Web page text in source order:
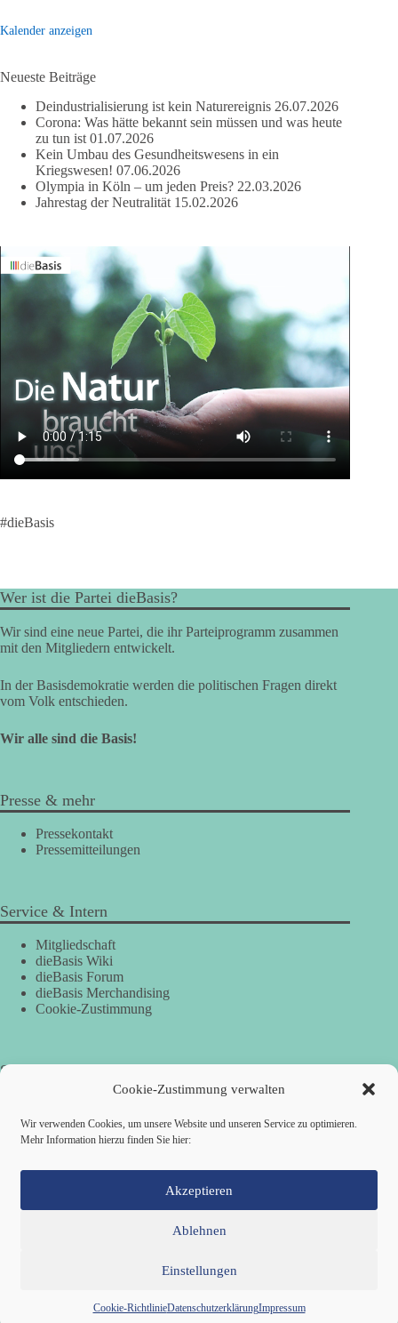
Cookie-Zustimmung verwalten
Wir verwenden Cookies, um unsere Website und unseren Service zu optimieren.
Mehr Information hierzu finden Sie hier:
Akzeptieren
Ablehnen
Einstellungen
Cookie-RichtlinieDatenschutzerklärungImpressum
Kalender anzeigen
Neueste Beiträge
Deindustrialisierung ist kein Naturereignis 26.07.2026
Corona: Was hätte bekannt sein müssen und was heute
zu tun ist 01.07.2026
Kein Umbau des Gesundheitswesens in ein
Kriegswesen! 07.06.2026
Olympia in Köln – um jeden Preis? 22.03.2026
Jahrestag der Neutralität 15.02.2026
#dieBasis
Wer ist die Partei dieBasis?
Wir sind eine neue Partei, die ihr Parteiprogramm zusammen
mit den Mitgliedern entwickelt.
In der Basisdemokratie werden die politischen Fragen direkt
vom Volk entschieden.
Wir alle sind die Basis!
Presse & mehr
Pressekontakt
Pressemitteilungen
Service & Intern
Mitgliedschaft
dieBasis Wiki
dieBasis Forum
dieBasis Merchandising
Cookie-Zustimmung
Spenden
Basisdemokratische Partei SV Köln
IBAN: DE26 3705 0198 1935 7729 78
Kontakt
Cookie-Richtlinie (EU)
Copyright © 2026 Basisdemokratische Partei Deutschland ·